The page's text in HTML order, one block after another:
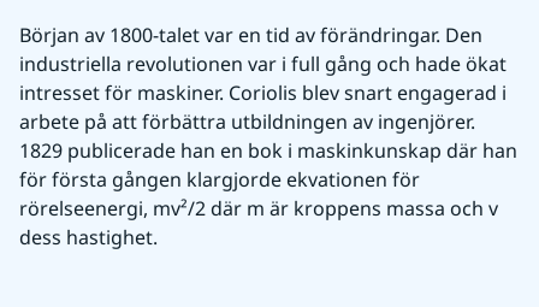
Början av 1800-talet var en tid av förändringar. Den
industriella revolutionen var i full gång och hade ökat
intresset för maskiner. Coriolis blev snart engagerad i
arbete på att förbättra utbildningen av ingenjörer.
1829 publicerade han en bok i maskinkunskap där han
för första gången klargjorde ekvationen för
rörelseenergi, mv²/2 där m är kroppens massa och v
dess hastighet.